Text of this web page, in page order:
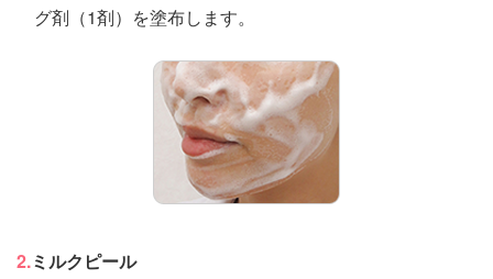
グ剤（1剤）を塗布します。
2.ミルクピール